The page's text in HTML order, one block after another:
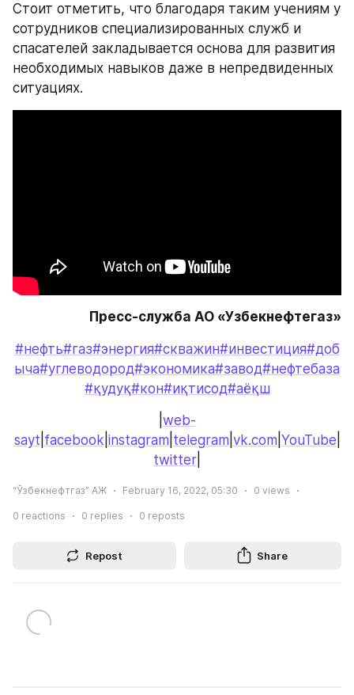
Стоит отметить, что благодаря таким учениям у
сотрудников специализированных служб и
спасателей закладывается основа для развития
необходимых навыков даже в непредвиденных
ситуациях.
Пресс-служба АО «Узбекнефтегаз»
#нефть#газ#энергия#скважин#инвестиция#доб
ыча#углеводород#экономика#завод#нефтебаза
#қудуқ#кон#иқтисод#аёқш
web-
sayt facebook instagram telegram vk.com YouTube
twitter
“Ўзбекнефтгаз” АЖ February 16, 2022, 05:30 0 views
0 reactions 0 replies 0 reposts
Repost Share